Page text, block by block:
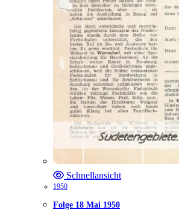
Schnellansicht
1950
Folge 18 Mai 1950